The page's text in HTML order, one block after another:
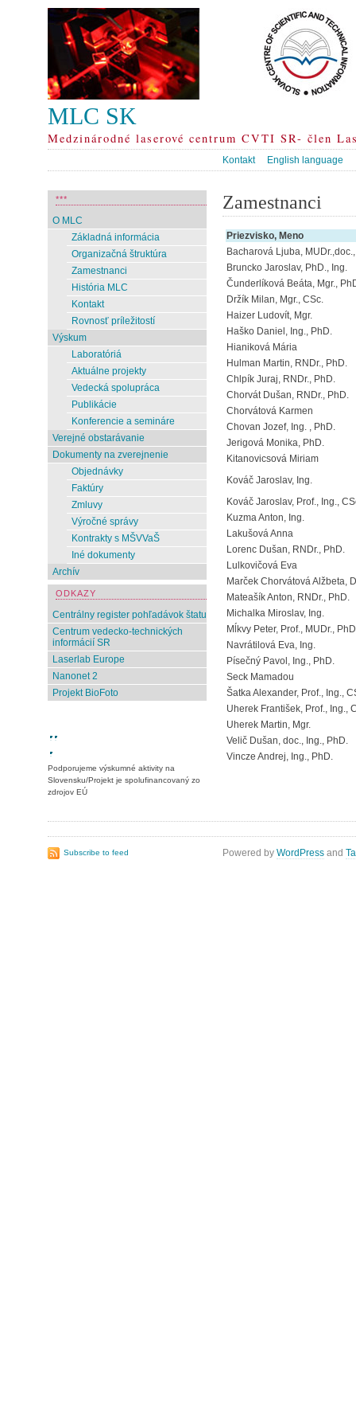
MLC SK
Medzinárodné laserové centrum CVTI SR- člen
Kontakt English language
Zamestnanci
Priezvisko, Meno
Bacharová Ljuba,
Bruncko Jaroslav, PhD., Ing.
Čunderlíková Beáta, Mgr.,
Držík Milan, Mgr., CSc.
Haizer Ludovít, Mgr.
Haško Daniel, Ing., PhD.
Hianiková Mária
Hulman Martin, RNDr., PhD.
Chlpík Juraj, RNDr., PhD.
Chorvát Dušan, RNDr., PhD.
Chorvátová Karmen
Chovan Jozef, Ing. , PhD.
Jerigová Monika, PhD.
Kitanovicsová Miriam
Kováč Jaroslav, Ing.
Kováč Jaroslav, Prof., Ing.,
Kuzma Anton, Ing.
Lakušová Anna
Lorenc Dušan, RNDr., PhD.
Lulkovičová Eva
Marček Chorvátová Alžbeta,
Mateašík Anton, RNDr., PhD.
Michalka Miroslav, Ing.
Mĺkvy Peter, Prof., MUDr.,
Navrátilová Eva, Ing.
Písečný Pavol, Ing., PhD.
Seck Mamadou
Šatka Alexander, Prof., Ing.,
Uherek František, Prof., Ing.,
Uherek Martin, Mgr.
Velič Dušan, doc., Ing., PhD.
Vincze Andrej, Ing., PhD.
***
O MLC
Základná informácia
Organizačná štruktúra
Zamestnanci
História MLC
Kontakt
Rovnosť príležitostí
Výskum
Laboratóriá
Aktuálne projekty
Vedecká spolupráca
Publikácie
Konferencie a semináre
Verejné obstarávanie
Dokumenty na zverejnenie
Objednávky
Faktúry
Zmluvy
Výročné správy
Kontrakty s MŠVVaŠ
Iné dokumenty
Archív
ODKAZY
Centrálny register pohľadávok štatu
Centrum vedecko-technických
informácií SR
Laserlab Europe
Nanonet 2
Projekt BioFoto
Podporujeme výskumné aktivity na
Slovensku/Projekt je spolufinancovaný zo
zdrojov EÚ
Subscribe to feed Powered by WordPress and